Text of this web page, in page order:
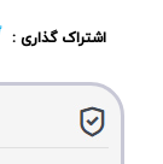
اشتراک گذاری :